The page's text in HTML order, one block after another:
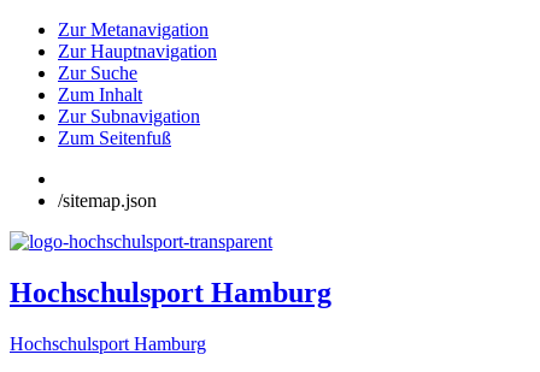
Zur Metanavigation
Zur Hauptnavigation
Zur Suche
Zum Inhalt
Zur Subnavigation
Zum Seitenfuß
/sitemap.json
Hochschulsport Hamburg
Hochschulsport Hamburg